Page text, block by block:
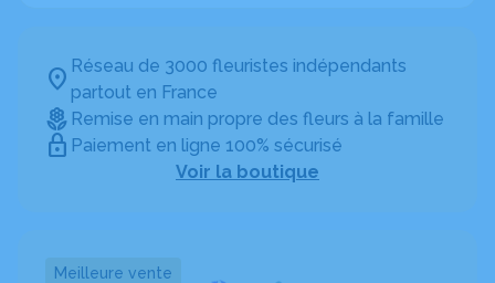
Réseau de 3000 fleuristes indépendants
partout en France
Remise en main propre des fleurs à la famille
Paiement en ligne 100% sécurisé
Voir la boutique
Meilleure vente